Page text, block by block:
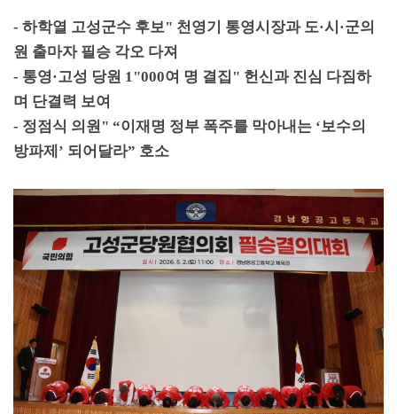
- 하학열 고성군수 후보" 천영기 통영시장과 도·시 ·군의
원 출마자 필승 각오 다져
- 통영·고성 당원 1"000여 명 결집 " 헌신과 진심 다짐하
며 단결력 보여
- 정점식 의원 " “이재명 정부 폭주를 막아내는 ‘보수의
방파제 ’ 되어달라” 호소